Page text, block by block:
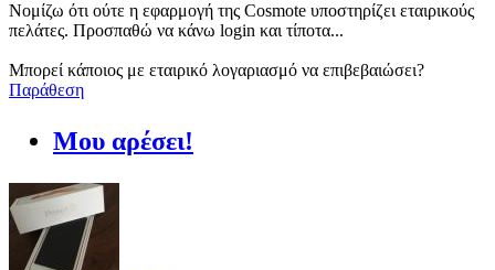
Νομίζω ότι ούτε η εφαρμογή της Cosmote υποστηρίζει εταιρικούς
πελάτες. Προσπαθώ να κάνω login και τίποτα...
Μπορεί κάποιος με εταιρικό λογαριασμό να επιβεβαιώσει?
Παράθεση
Μου αρέσει!